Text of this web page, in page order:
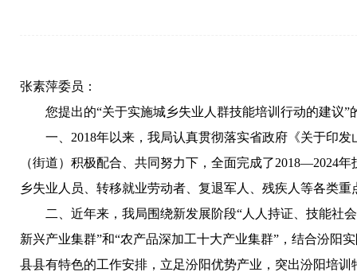
张素萍委员：
您提出的“关于实施城乡失业人群技能培训行动的建议”
一、2018年以来，我局认真贯彻落实省政府《关于印
（街道）积极配合、共同努力下，全面完成了2018—2024
乡失业人员、转移就业劳动者、复退军人、残疾人等各类
二、近年来，我局围绕新发展阶段“人人持证、技能社
新兴产业集群”和“农产品深加工十大产业集群”，结合汾阳
县县有特色的工作安排，立足汾阳优势产业，突出汾阳培